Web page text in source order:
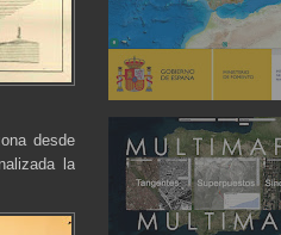
desde
la